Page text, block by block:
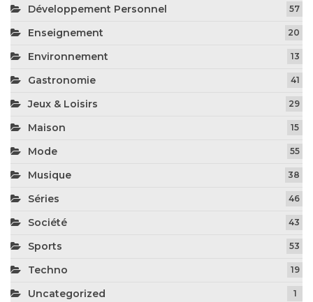
Développement Personnel 57
Enseignement 20
Environnement 13
Gastronomie 41
Jeux & Loisirs 29
Maison 15
Mode 55
Musique 38
Séries 46
Société 43
Sports 53
Techno 19
Uncategorized 1